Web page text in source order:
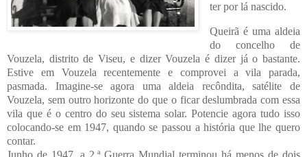
ter por lá nascido.
Queirã é uma aldeia
do concelho de
Vouzela, distrito de Viseu, e dizer Vouzela é dizer já o bastante.
Estive em Vouzela recentemente e comprovei a vila parada,
pasmada. Imagine-se agora uma aldeia recôndita, satélite de
Vouzela, sem outro horizonte do que o ficar deslumbrada com essa
vila que é o centro do seu sistema solar. Potencie agora tudo isso
colocando-se em 1947, quando se passou a história que lhe quero
contar.